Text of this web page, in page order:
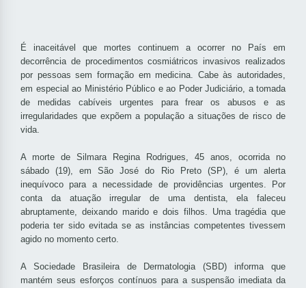
É inaceitável que mortes continuem a ocorrer no País em
decorrência de procedimentos cosmiátricos invasivos realizados
por pessoas sem formação em medicina. Cabe às autoridades,
em especial ao Ministério Público e ao Poder Judiciário, a tomada
de medidas cabíveis urgentes para frear os abusos e as
irregularidades que expõem a população a situações de risco de
vida.
A morte de Silmara Regina Rodrigues, 45 anos, ocorrida no
sábado (19), em São José do Rio Preto (SP), é um alerta
inequívoco para a necessidade de providências urgentes. Por
conta da atuação irregular de uma dentista, ela faleceu
abruptamente, deixando marido e dois filhos. Uma tragédia que
poderia ter sido evitada se as instâncias competentes tivessem
agido no momento certo.
A Sociedade Brasileira de Dermatologia (SBD) informa que
mantém seus esforços contínuos para a suspensão imediata da